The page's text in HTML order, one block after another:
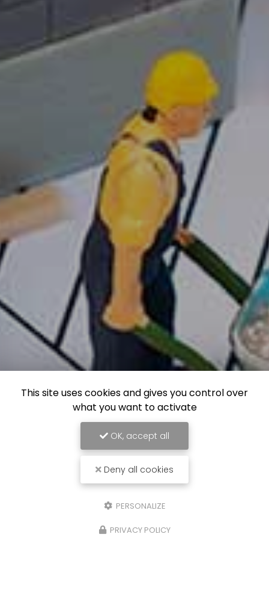
This site uses cookies and gives you control over
what you want to activate
OK, accept all
Deny all cookies
PERSONALIZE
PRIVACY POLICY